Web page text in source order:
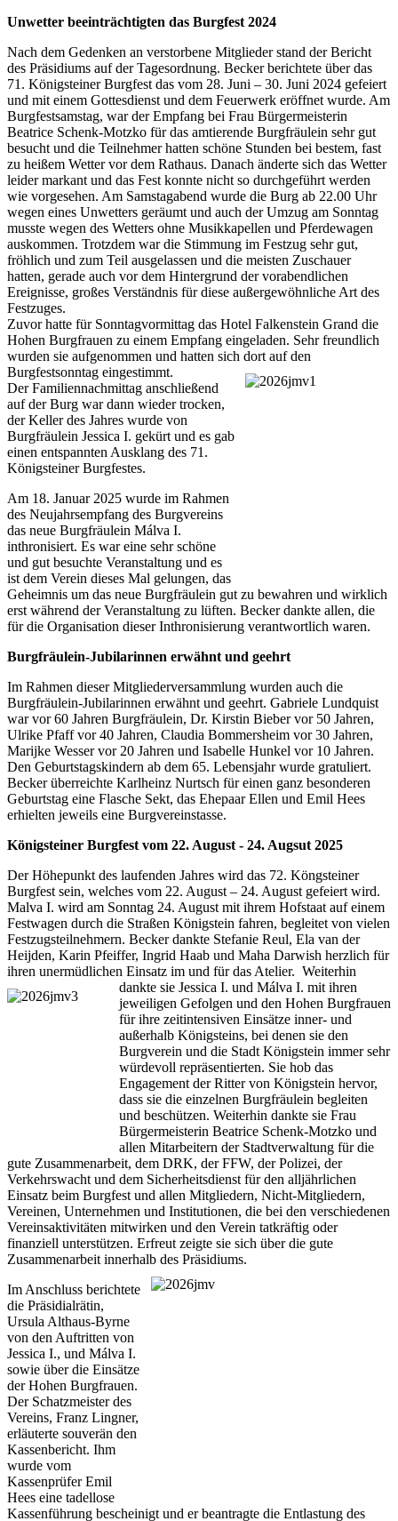
Unwetter beeinträchtigten das Burgfest 2024
Nach dem Gedenken an verstorbene Mitglieder stand der Bericht
des Präsidiums auf der Tagesordnung. Becker berichtete über das
71. Königsteiner Burgfest das vom 28. Juni – 30. Juni 2024 gefeiert
und mit einem Gottesdienst und dem Feuerwerk eröffnet wurde. Am
Burgfestsamstag, war der Empfang bei Frau Bürgermeisterin
Beatrice Schenk-Motzko für das amtierende Burgfräulein sehr gut
besucht und die Teilnehmer hatten schöne Stunden bei bestem, fast
zu heißem Wetter vor dem Rathaus. Danach änderte sich das Wetter
leider markant und das Fest konnte nicht so durchgeführt werden
wie vorgesehen. Am Samstagabend wurde die Burg ab 22.00 Uhr
wegen eines Unwetters geräumt und auch der Umzug am Sonntag
musste wegen des Wetters ohne Musikkapellen und Pferdewagen
auskommen. Trotzdem war die Stimmung im Festzug sehr gut,
fröhlich und zum Teil ausgelassen und die meisten Zuschauer
hatten, gerade auch vor dem Hintergrund der vorabendlichen
Ereignisse, großes Verständnis für diese außergewöhnliche Art des
Festzuges.
Zuvor hatte für Sonntagvormittag das Hotel Falkenstein Grand die
Hohen Burgfrauen zu einem Empfang eingeladen. Sehr freundlich
wurden sie aufgenommen und hatten sich dort auf den
Burgfestsonntag eingestimmt.
Der Familiennachmittag anschließend
auf der Burg war dann wieder trocken,
der Keller des Jahres wurde von
Burgfräulein Jessica I. gekürt und es gab
einen entspannten Ausklang des 71.
Königsteiner Burgfestes.
Am 18. Januar 2025 wurde im Rahmen
des Neujahrsempfang des Burgvereins
das neue Burgfräulein Málva I.
inthronisiert. Es war eine sehr schöne
und gut besuchte Veranstaltung und es
ist dem Verein dieses Mal gelungen, das
Geheimnis um das neue Burgfräulein gut zu bewahren und wirklich
erst während der Veranstaltung zu lüften. Becker dankte allen, die
für die Organisation dieser Inthronisierung verantwortlich waren.
Burgfräulein-Jubilarinnen erwähnt und geehrt
Im Rahmen dieser Mitgliederversammlung wurden auch die
Burgfräulein-Jubilarinnen erwähnt und geehrt. Gabriele Lundquist
war vor 60 Jahren Burgfräulein, Dr. Kirstin Bieber vor 50 Jahren,
Ulrike Pfaff vor 40 Jahren, Claudia Bommersheim vor 30 Jahren,
Marijke Wesser vor 20 Jahren und Isabelle Hunkel vor 10 Jahren.
Den Geburtstagskindern ab dem 65. Lebensjahr wurde gratuliert.
Becker überreichte Karlheinz Nurtsch für einen ganz besonderen
Geburtstag eine Flasche Sekt, das Ehepaar Ellen und Emil Hees
erhielten jeweils eine Burgvereinstasse.
Königsteiner Burgfest vom 22. August - 24. Augsut 2025
Der Höhepunkt des laufenden Jahres wird das 72. Köngsteiner
Burgfest sein, welches vom 22. August – 24. August gefeiert wird.
Malva I. wird am Sonntag 24. August mit ihrem Hofstaat auf einem
Festwagen durch die Straßen Königstein fahren, begleitet von vielen
Festzugsteilnehmern. Becker dankte Stefanie Reul, Ela van der
Heijden, Karin Pfeiffer, Ingrid Haab und Maha Darwish herzlich für
ihren unermüdlichen Einsatz im und für das Atelier. Weiterhin
dankte sie Jessica I. und Málva I. mit ihren
jeweiligen Gefolgen und den Hohen Burgfrauen
für ihre zeitintensiven Einsätze inner- und
außerhalb Königsteins, bei denen sie den
Burgverein und die Stadt Königstein immer sehr
würdevoll repräsentierten. Sie hob das
Engagement der Ritter von Königstein hervor,
dass sie die einzelnen Burgfräulein begleiten
und beschützen. Weiterhin dankte sie Frau
Bürgermeisterin Beatrice Schenk-Motzko und
allen Mitarbeitern der Stadtverwaltung für die
gute Zusammenarbeit, dem DRK, der FFW, der Polizei, der
Verkehrswacht und dem Sicherheitsdienst für den alljährlichen
Einsatz beim Burgfest und allen Mitgliedern, Nicht-Mitgliedern,
Vereinen, Unternehmen und Institutionen, die bei den verschiedenen
Vereinsaktivitäten mitwirken und den Verein tatkräftig oder
finanziell unterstützen. Erfreut zeigte sie sich über die gute
Zusammenarbeit innerhalb des Präsidiums.
Im Anschluss berichtete
die Präsidialrätin,
Ursula Althaus-Byrne
von den Auftritten von
Jessica I., und Málva I.
sowie über die Einsätze
der Hohen Burgfrauen.
Der Schatzmeister des
Vereins, Franz Lingner,
erläuterte souverän den
Kassenbericht. Ihm
wurde vom
Kassenprüfer Emil
Hees eine tadellose
Kassenführung bescheinigt und er beantragte die Entlastung des